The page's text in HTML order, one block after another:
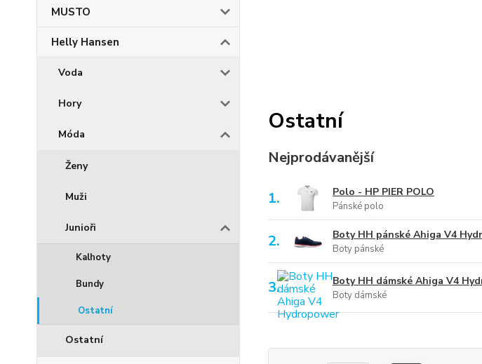
MUSTO
Helly Hansen
Voda
Hory
Móda
Ženy
Muži
Junioři
Kalhoty
Bundy
Ostatní
Ostatní
Ostatní
Nejprodávanější
1. Polo - HP PIER POLO
Pánské polo
2. Boty HH pánské Ahiga V4
Boty pánské
3. Boty HH dámské Ahiga V4
Boty dámské